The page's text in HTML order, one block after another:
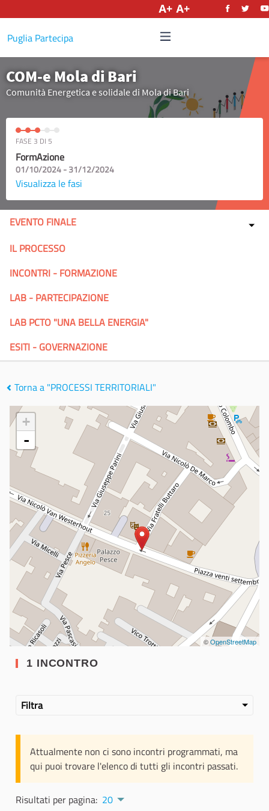
Puglia Partecipa
COM-e Mola di Bari
Comunità Energetica e solidale di Mola di Bari
FASE 3 DI 5
FormAzione
01/10/2024 - 31/12/2024
Visualizza le fasi
EVENTO FINALE
IL PROCESSO
INCONTRI - FORMAZIONE
LAB - PARTECIPAZIONE
LAB PCTO "UNA BELLA ENERGIA"
ESITI - GOVERNAZIONE
Torna a "PROCESSI TERRITORIALI"
+
-
©OpenStreetMap
1 INCONTRO
Filtra
Attualmente non ci sono incontri programmati, ma
qui puoi trovare l'elenco di tutti gli incontri passati.
Risultati per pagina: 20